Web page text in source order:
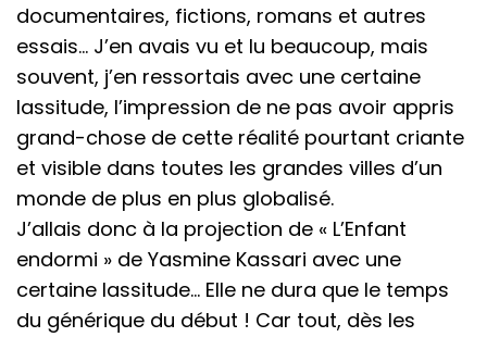
documentaires, fictions, romans et autres
essais… J’en avais vu et lu beaucoup, mais
souvent, j’en ressortais avec une certaine
lassitude, l’impression de ne pas avoir appris
grand-chose de cette réalité pourtant criante
et visible dans toutes les grandes villes d’un
monde de plus en plus globalisé.
J’allais donc à la projection de « L’Enfant
endormi » de Yasmine Kassari avec une
certaine lassitude… Elle ne dura que le temps
du générique du début ! Car tout, dès les